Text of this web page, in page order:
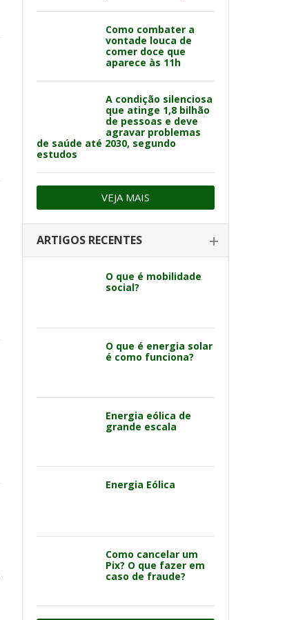
Como combater a
vontade louca de
comer doce que
aparece às 11h
A condição silenciosa
que atinge 1,8 bilhão
de pessoas e deve
agravar problemas
de saúde até 2030, segundo
estudos
VEJA MAIS
ARTIGOS RECENTES
O que é mobilidade
social?
O que é energia solar
é como funciona?
Energia eólica de
grande escala
Energia Eólica
Como cancelar um
Pix? O que fazer em
caso de fraude?